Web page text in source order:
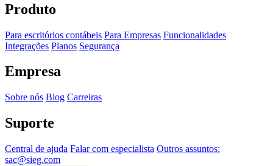
Produto
Para escritórios contábeis Para Empresas Funcionalidades
Integrações Planos Segurança
Empresa
Sobre nós Blog Carreiras
Suporte
Central de ajuda Falar com especialista Outros assuntos:
sac@sieg.com